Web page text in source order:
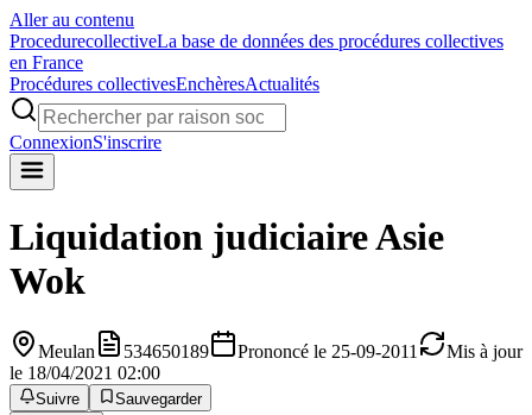
Aller au contenu
ProcedurecollectiveLa base de données des procédures collectives
en France
Procédures collectivesEnchèresActualités
ConnexionS'inscrire
Liquidation judiciaireAsie
Wok
Meulan 534650189 Prononcé le 25-09-2011
Mis à jour
le 18/04/2021 02:00
Suivre
Sauvegarder